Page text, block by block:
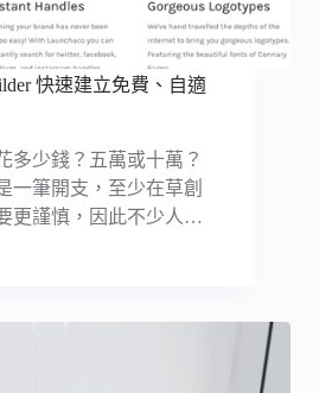
快速建立免費、自適
多少錢？五萬或十萬？
一筆開支，至少在草創
更謹慎，因此不少人…